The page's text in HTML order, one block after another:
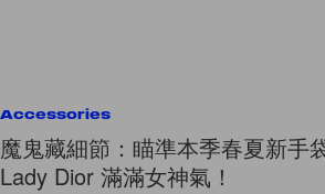
Accessories
魔鬼藏細節：瞄準本季春夏新手
Lady Dior 滿滿女神氣！